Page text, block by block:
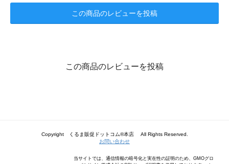
この商品のレビューを投稿
この商品のレビューを投稿
Copyright くるま販促ドットコム®本店 All Rights Reserved.
お問い合わせ
当サイトでは、通信情報の暗号化と実在性の証明のため、GMOグロ